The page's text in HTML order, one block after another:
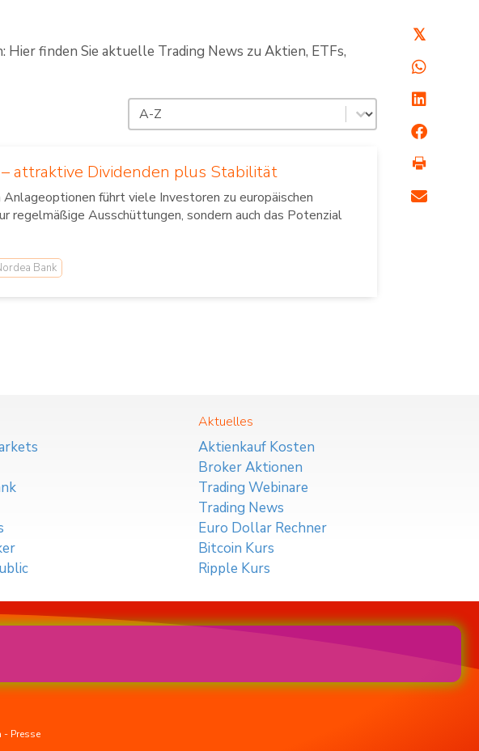
finden Sie aktuelle Trading News zu Aktien, ETFs,
Sortierung
Sort content
attraktive Dividenden plus Stabilität
führt viele Investoren zu europäischen
regelmäßige Ausschüttungen, sondern auch das Potenzial
Bank
𝕏
Aktuelles
Aktienkauf Kosten
Broker Aktionen
Trading Webinare
Trading News
Euro Dollar Rechner
Bitcoin Kurs
Ripple Kurs
- Presse